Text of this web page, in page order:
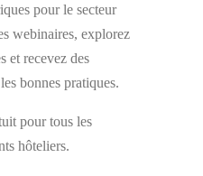
pour le secteur
webinaires, explorez
et recevez des
bonnes pratiques.
pour tous les
hôteliers.